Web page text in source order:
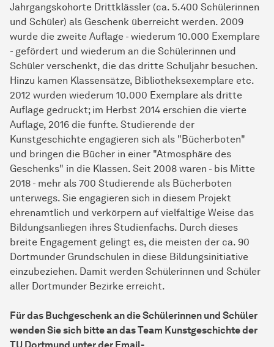
Jahrgangskohorte Drittklässler (ca. 5.400 Schülerinnen
und Schüler) als Geschenk überreicht werden. 2009
wurde die zweite Auflage - wiederum 10.000 Exemplare
- gefördert und wiederum an die Schülerinnen und
Schüler verschenkt, die das dritte Schuljahr besuchen.
Hinzu kamen Klassensätze, Bibliotheksexemplare etc.
2012 wurden wiederum 10.000 Exemplare als dritte
Auflage gedruckt; im Herbst 2014 erschien die vierte
Auflage, 2016 die fünfte. Studierende der
Kunstgeschichte engagieren sich als "Bücherboten"
und bringen die Bücher in einer "Atmosphäre des
Geschenks" in die Klassen. Seit 2008 waren - bis Mitte
2018 - mehr als 700 Studierende als Bücherboten
unterwegs. Sie engagieren sich in diesem Projekt
ehrenamtlich und verkörpern auf vielfältige Weise das
Bildungsanliegen ihres Studienfachs. Durch dieses
breite Engagement gelingt es, die meisten der ca. 90
Dortmunder Grundschulen in diese Bildungsinitiative
einzubeziehen. Damit werden Schülerinnen und Schüler
aller Dortmunder Bezirke erreicht.
Für das Buchgeschenk an die Schülerinnen und Schüler
wenden Sie sich bitte an das Team Kunstgeschichte der